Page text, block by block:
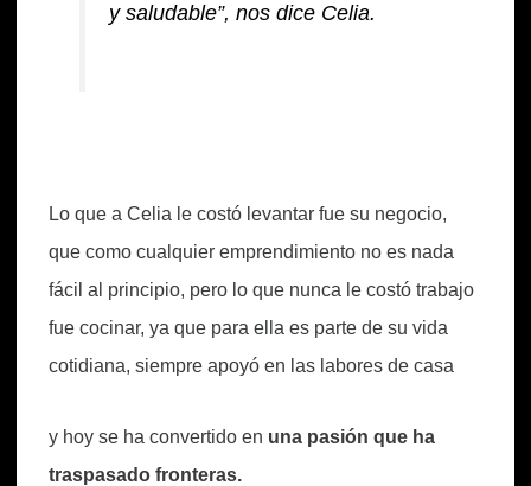
y saludable”, nos dice Celia.
Lo que a Celia le costó levantar fue su negocio,
que como cualquier emprendimiento no es nada
fácil al principio, pero lo que nunca le costó trabajo
fue cocinar, ya que para ella es parte de su vida
cotidiana, siempre apoyó en las labores de casa
y hoy se ha convertido en una pasión que ha
traspasado fronteras.